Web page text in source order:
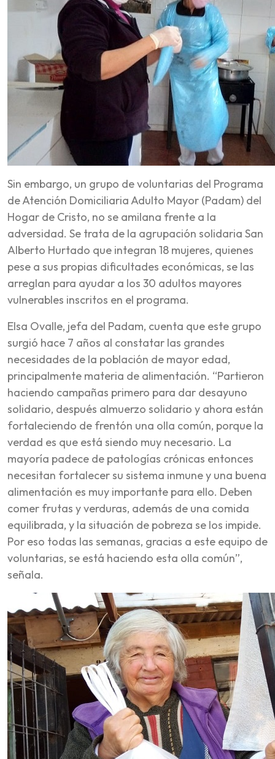
Sin embargo, un grupo de voluntarias del Programa
de Atención Domiciliaria Adulto Mayor (Padam) del
Hogar de Cristo, no se amilana frente a la
adversidad. Se trata de la agrupación solidaria San
Alberto Hurtado que integran 18 mujeres, quienes
pese a sus propias dificultades económicas, se las
arreglan para ayudar a los 30 adultos mayores
vulnerables inscritos en el programa.
Elsa Ovalle, jefa del Padam, cuenta que este grupo
surgió hace 7 años al constatar las grandes
necesidades de la población de mayor edad,
principalmente materia de alimentación. “Partieron
haciendo campañas primero para dar desayuno
solidario, después almuerzo solidario y ahora están
fortaleciendo de frentón una olla común, porque la
verdad es que está siendo muy necesario. La
mayoría padece de patologías crónicas entonces
necesitan fortalecer su sistema inmune y una buena
alimentación es muy importante para ello. Deben
comer frutas y verduras, además de una comida
equilibrada, y la situación de pobreza se los impide.
Por eso todas las semanas, gracias a este equipo de
voluntarias, se está haciendo esta olla común”,
señala.